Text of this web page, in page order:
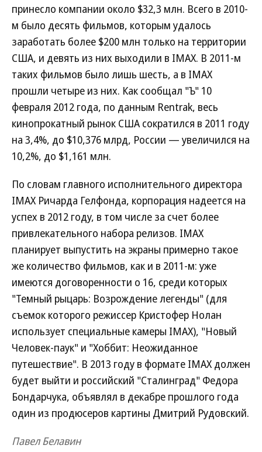
принесло компании около $32,3 млн. Всего в 2010-
м было десять фильмов, которым удалось
заработать более $200 млн только на территории
США, и девять из них выходили в IMAX. В 2011-м
таких фильмов было лишь шесть, а в IMAX
прошли четыре из них. Как сообщал "Ъ" 10
февраля 2012 года, по данным Rentrak, весь
кинопрокатный рынок США сократился в 2011 году
на 3,4%, до $10,376 млрд, России — увеличился на
10,2%, до $1,161 млн.
По словам главного исполнительного директора
IMAX Ричарда Гелфонда, корпорация надеется на
успех в 2012 году, в том числе за счет более
привлекательного набора релизов. IMAX
планирует выпустить на экраны примерно такое
же количество фильмов, как и в 2011-м: уже
имеются договоренности о 16, среди которых
"Темный рыцарь: Возрождение легенды" (для
съемок которого режиссер Кристофер Нолан
использует специальные камеры IMAX), "Новый
Человек-паук" и "Хоббит: Неожиданное
путешествие". В 2013 году в формате IMAX должен
будет выйти и российский "Сталинград" Федора
Бондарчука, объявлял в декабре прошлого года
один из продюсеров картины Дмитрий Рудовский.
Павел Белавин